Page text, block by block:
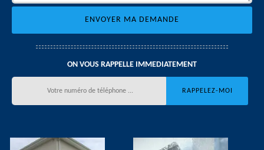
ON VOUS RAPPELLE IMMEDIATEMENT